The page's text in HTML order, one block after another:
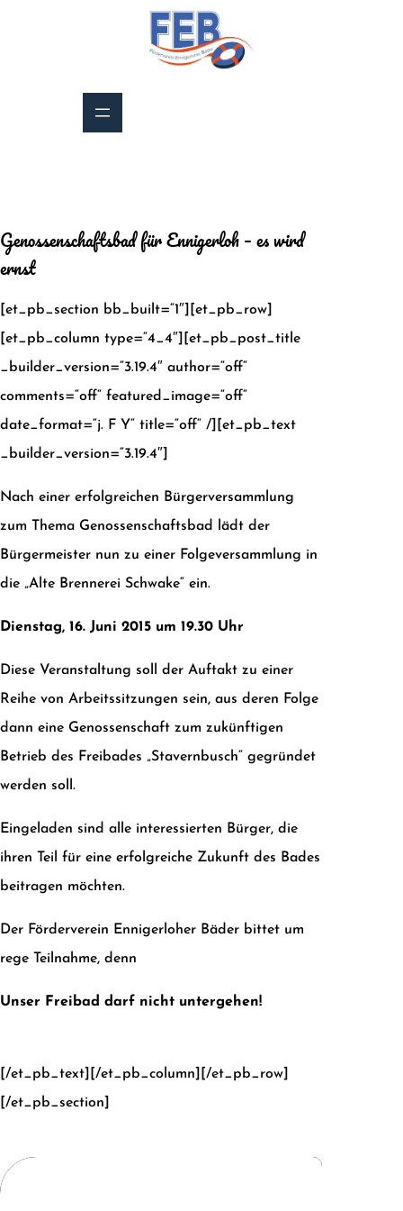
Genossenschaftsbad für Ennigerloh – es wird
ernst
[et_pb_section bb_built=“1″][et_pb_row]
[et_pb_column type=“4_4″][et_pb_post_title
_builder_version=“3.19.4″ author=“off“
comments=“off“ featured_image=“off“
date_format=“j. F Y“ title=“off“ /][et_pb_text
_builder_version=“3.19.4″]
Nach einer erfolgreichen Bürgerversammlung
zum Thema Genossenschaftsbad lädt der
Bürgermeister nun zu einer Folgeversammlung in
die „Alte Brennerei Schwake“ ein.
Dienstag, 16. Juni 2015 um 19.30 Uhr
Diese Veranstaltung soll der Auftakt zu einer
Reihe von Arbeitssitzungen sein, aus deren Folge
dann eine Genossenschaft zum zukünftigen
Betrieb des Freibades „Stavernbusch“ gegründet
werden soll.
Eingeladen sind alle interessierten Bürger, die
ihren Teil für eine erfolgreiche Zukunft des Bades
beitragen möchten.
Der Förderverein Ennigerloher Bäder bittet um
rege Teilnahme, denn
Unser Freibad darf nicht untergehen!
[/et_pb_text][/et_pb_column][/et_pb_row]
[/et_pb_section]